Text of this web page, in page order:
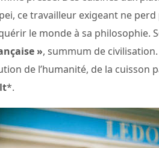
ce travailleur exigeant ne
le monde à sa philosophie.
», summum de
de l’humanité, de la cuisson
*.